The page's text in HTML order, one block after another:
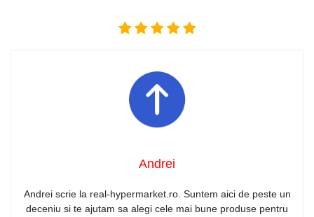
Andrei
Andrei scrie la real-hypermarket.ro. Suntem aici de peste un
deceniu si te ajutam sa alegi cele mai bune produse pentru